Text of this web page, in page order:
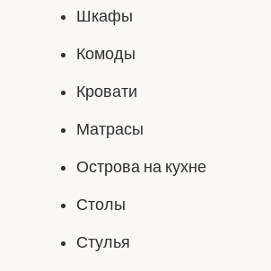
Шкафы
Комоды
Кровати
Матрасы
Острова на кухне
Столы
Стулья